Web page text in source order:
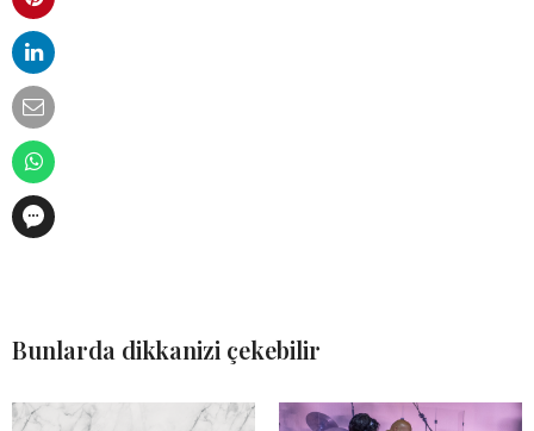
Bunlarda dikkanizi çekebilir